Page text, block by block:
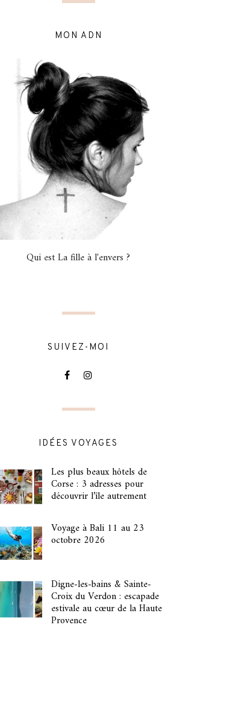
MON ADN
Qui est La fille à l'envers ?
SUIVEZ-MOI
IDÉES VOYAGES
Les plus beaux hôtels de
Corse : 3 adresses pour
découvrir l’île autrement
Voyage à Bali 11 au 23
octobre 2026
Digne-les-bains & Sainte-
Croix du Verdon : escapade
estivale au cœur de la Haute
Provence